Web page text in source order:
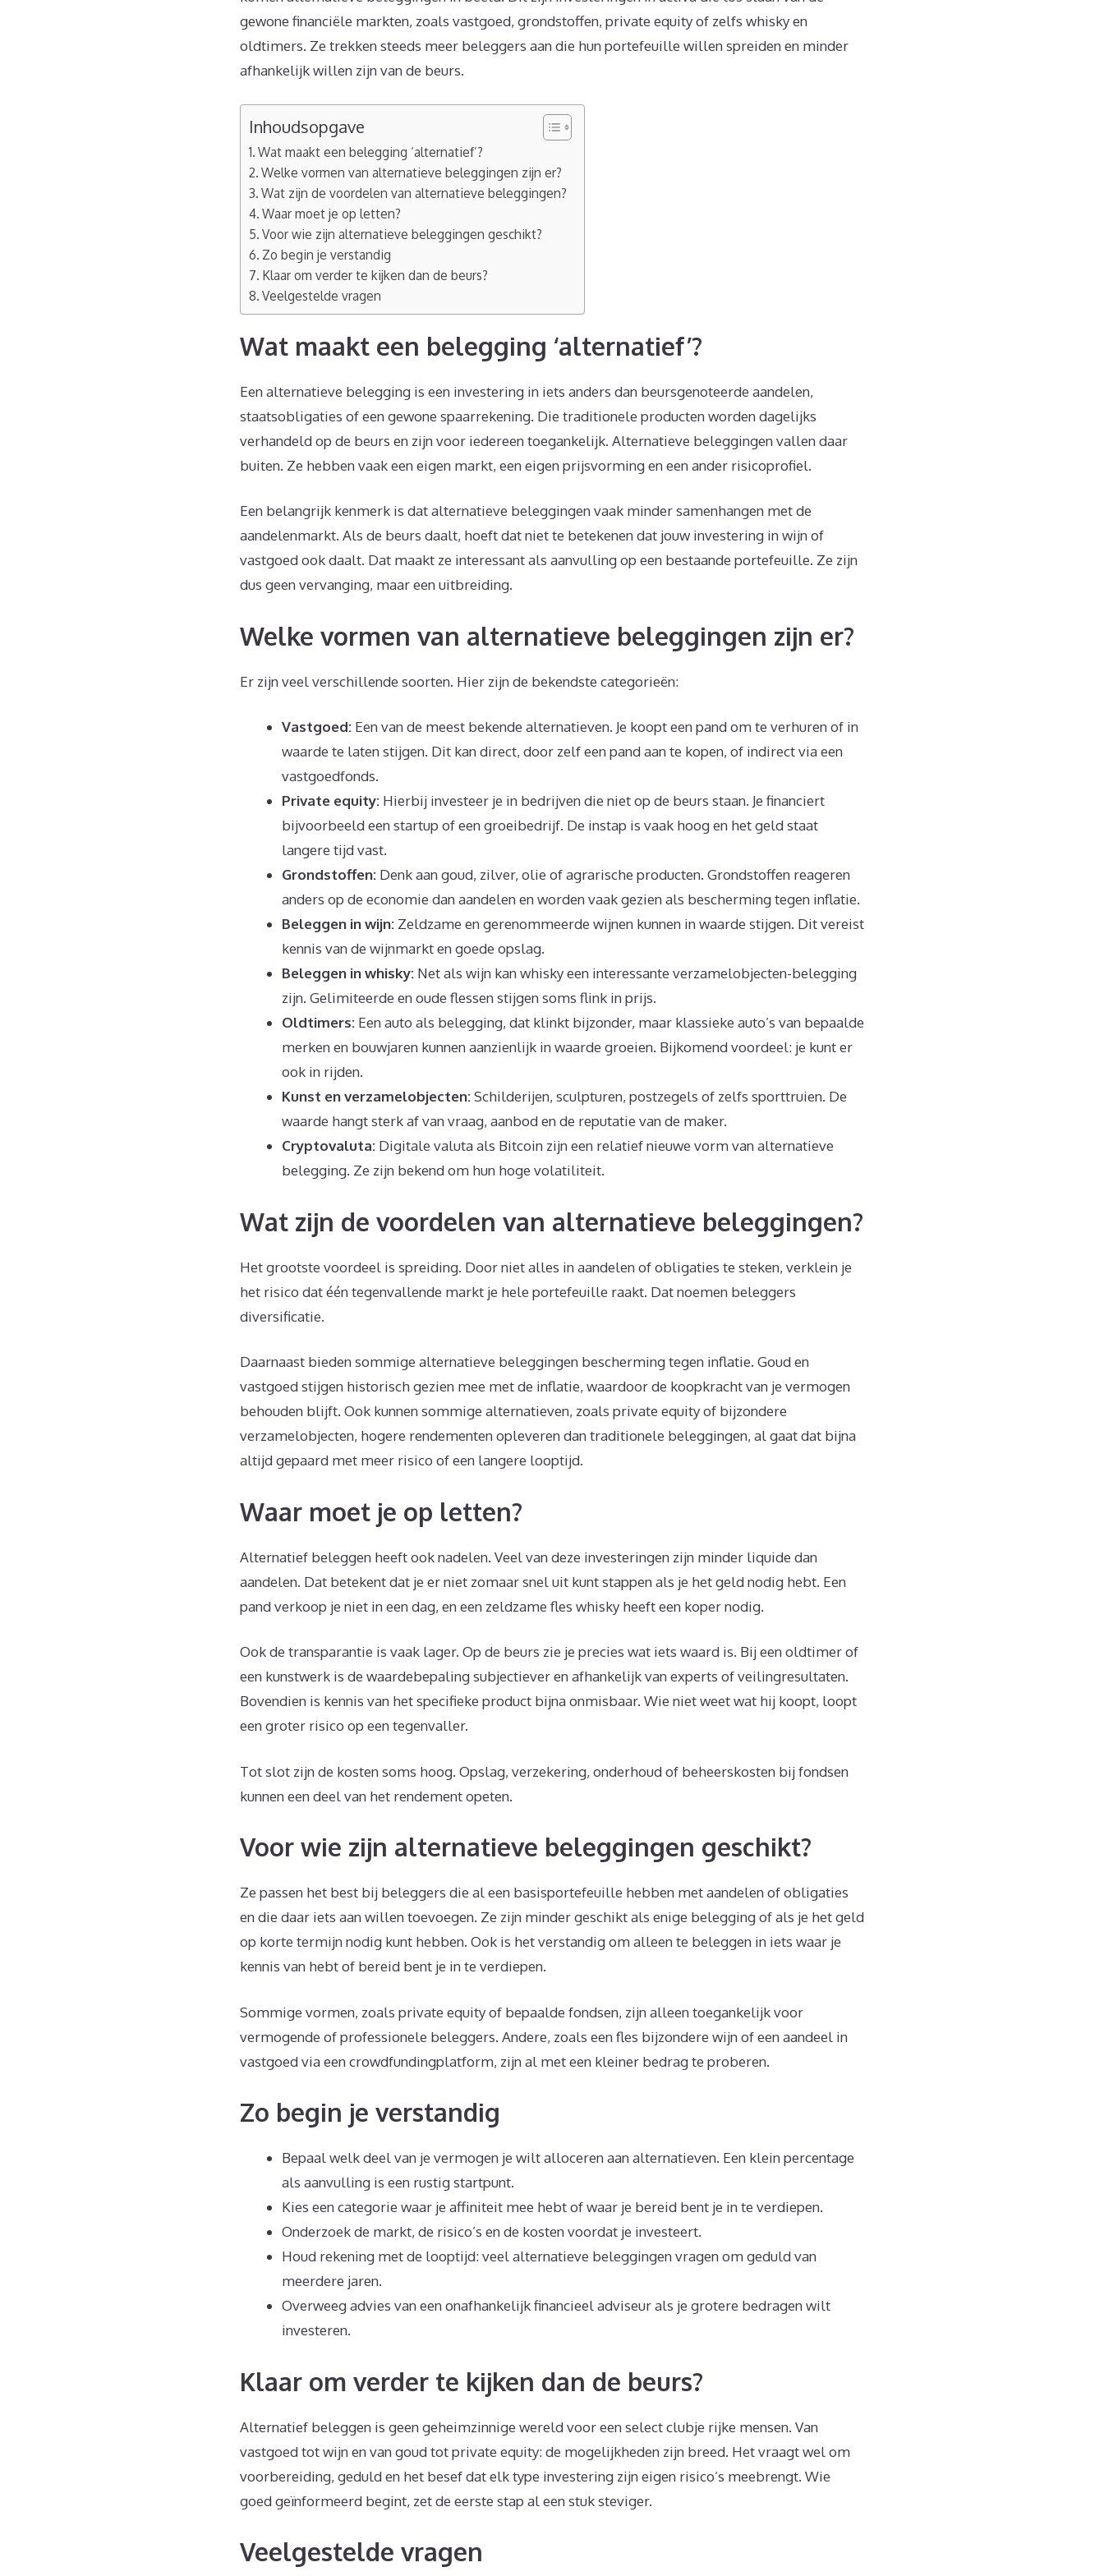
gewone financiële markten, zoals vastgoed, grondstoffen, private equity of zelfs whisky en
oldtimers. Ze trekken steeds meer beleggers aan die hun portefeuille willen spreiden en minder
afhankelijk willen zijn van de beurs.
Inhoudsopgave
Wat maakt een belegging ‘alternatief’?
Welke vormen van alternatieve beleggingen zijn er?
Wat zijn de voordelen van alternatieve beleggingen?
Waar moet je op letten?
Voor wie zijn alternatieve beleggingen geschikt?
Zo begin je verstandig
Klaar om verder te kijken dan de beurs?
Veelgestelde vragen
Wat maakt een belegging ‘alternatief’?
Een alternatieve belegging is een investering in iets anders dan beursgenoteerde aandelen,
staatsobligaties of een gewone spaarrekening. Die traditionele producten worden dagelijks
verhandeld op de beurs en zijn voor iedereen toegankelijk. Alternatieve beleggingen vallen daar
buiten. Ze hebben vaak een eigen markt, een eigen prijsvorming en een ander risicoprofiel.
Een belangrijk kenmerk is dat alternatieve beleggingen vaak minder samenhangen met de
aandelenmarkt. Als de beurs daalt, hoeft dat niet te betekenen dat jouw investering in wijn of
vastgoed ook daalt. Dat maakt ze interessant als aanvulling op een bestaande portefeuille. Ze zijn
dus geen vervanging, maar een uitbreiding.
Welke vormen van alternatieve beleggingen zijn er?
Er zijn veel verschillende soorten. Hier zijn de bekendste categorieën:
Vastgoed: Een van de meest bekende alternatieven. Je koopt een pand om te verhuren of in
waarde te laten stijgen. Dit kan direct, door zelf een pand aan te kopen, of indirect via een
vastgoedfonds.
Private equity: Hierbij investeer je in bedrijven die niet op de beurs staan. Je financiert
bijvoorbeeld een startup of een groeibedrijf. De instap is vaak hoog en het geld staat
langere tijd vast.
Grondstoffen: Denk aan goud, zilver, olie of agrarische producten. Grondstoffen reageren
anders op de economie dan aandelen en worden vaak gezien als bescherming tegen inflatie.
Beleggen in wijn: Zeldzame en gerenommeerde wijnen kunnen in waarde stijgen. Dit vereist
kennis van de wijnmarkt en goede opslag.
Beleggen in whisky: Net als wijn kan whisky een interessante verzamelobjecten-belegging
zijn. Gelimiteerde en oude flessen stijgen soms flink in prijs.
Oldtimers: Een auto als belegging, dat klinkt bijzonder, maar klassieke auto’s van bepaalde
merken en bouwjaren kunnen aanzienlijk in waarde groeien. Bijkomend voordeel: je kunt er
ook in rijden.
Kunst en verzamelobjecten:Schilderijen, sculpturen, postzegels of zelfs sporttruien. De
waarde hangt sterk af van vraag, aanbod en de reputatie van de maker.
Cryptovaluta: Digitale valuta als Bitcoin zijn een relatief nieuwe vorm van alternatieve
belegging. Ze zijn bekend om hun hoge volatiliteit.
Wat zijn de voordelen van alternatieve beleggingen?
Het grootste voordeel is spreiding. Door niet alles in aandelen of obligaties te steken, verklein je
het risico dat één tegenvallende markt je hele portefeuille raakt. Dat noemen beleggers
diversificatie.
Daarnaast bieden sommige alternatieve beleggingen bescherming tegen inflatie. Goud en
vastgoed stijgen historisch gezien mee met de inflatie, waardoor de koopkracht van je vermogen
behouden blijft. Ook kunnen sommige alternatieven, zoals private equity of bijzondere
verzamelobjecten, hogere rendementen opleveren dan traditionele beleggingen, al gaat dat bijna
altijd gepaard met meer risico of een langere looptijd.
Waar moet je op letten?
Alternatief beleggen heeft ook nadelen. Veel van deze investeringen zijn minder liquide dan
aandelen. Dat betekent dat je er niet zomaar snel uit kunt stappen als je het geld nodig hebt. Een
pand verkoop je niet in een dag, en een zeldzame fles whisky heeft een koper nodig.
Ook de transparantie is vaak lager. Op de beurs zie je precies wat iets waard is. Bij een oldtimer of
een kunstwerk is de waardebepaling subjectiever en afhankelijk van experts of veilingresultaten.
Bovendien is kennis van het specifieke product bijna onmisbaar. Wie niet weet wat hij koopt, loopt
een groter risico op een tegenvaller.
Tot slot zijn de kosten soms hoog. Opslag, verzekering, onderhoud of beheerskosten bij fondsen
kunnen een deel van het rendement opeten.
Voor wie zijn alternatieve beleggingen geschikt?
Ze passen het best bij beleggers die al een basisportefeuille hebben met aandelen of obligaties
en die daar iets aan willen toevoegen. Ze zijn minder geschikt als enige belegging of als je het geld
op korte termijn nodig kunt hebben. Ook is het verstandig om alleen te beleggen in iets waar je
kennis van hebt of bereid bent je in te verdiepen.
Sommige vormen, zoals private equity of bepaalde fondsen, zijn alleen toegankelijk voor
vermogende of professionele beleggers. Andere, zoals een fles bijzondere wijn of een aandeel in
vastgoed via een crowdfundingplatform, zijn al met een kleiner bedrag te proberen.
Zo begin je verstandig
Bepaal welk deel van je vermogen je wilt alloceren aan alternatieven. Een klein percentage
als aanvulling is een rustig startpunt.
Kies een categorie waar je affiniteit mee hebt of waar je bereid bent je in te verdiepen.
Onderzoek de markt, de risico’s en de kosten voordat je investeert.
Houd rekening met de looptijd: veel alternatieve beleggingen vragen om geduld van
meerdere jaren.
Overweeg advies van een onafhankelijk financieel adviseur als je grotere bedragen wilt
investeren.
Klaar om verder te kijken dan de beurs?
Alternatief beleggen is geen geheimzinnige wereld voor een select clubje rijke mensen. Van
vastgoed tot wijn en van goud tot private equity: de mogelijkheden zijn breed. Het vraagt wel om
voorbereiding, geduld en het besef dat elk type investering zijn eigen risico’s meebrengt. Wie
goed geïnformeerd begint, zet de eerste stap al een stuk steviger.
Veelgestelde vragen